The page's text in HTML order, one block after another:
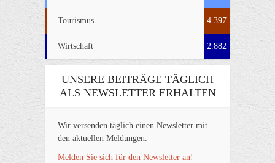
Tourismus 4.397
Wirtschaft 2.882
UNSERE BEITRÄGE TÄGLICH
ALS NEWSLETTER ERHALTEN
Wir versenden täglich einen Newsletter mit
den aktuellen Meldungen.
Melden Sie sich für den Newsletter an!